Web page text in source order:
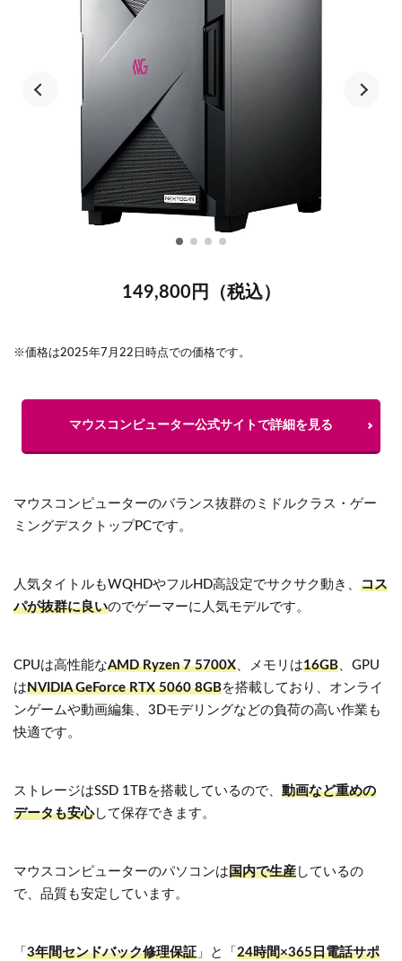
149,800円（税込）
※価格は2025年7月22日時点での価格です。
マウスコンピューター公式サイトで詳細を見る
マウスコンピューターのバランス抜群のミドルクラス・ゲー
ミングデスクトップPCです。
人気タイトルもWQHDやフルHD高設定でサクサク動き、 コス
パが抜群に良いのでゲーマーに人気モデルです。
CPUは高性能なAMD Ryzen 7 5700X、メモリは16GB、GPU
はNVIDIA GeForce RTX 5060 8GBを搭載しており、オンライ
ンゲームや動画編集、3Dモデリングなどの負荷の高い作業も
快適です。
ストレージはSSD 1TBを搭載しているので、 動画など重めの
データも安心して保存できます。
マウスコンピューターのパソコンは国内で生産 しているの
で、品質も安定しています。
「 3年間センドバック修理保証 」と「 24時間×365日電話サポ